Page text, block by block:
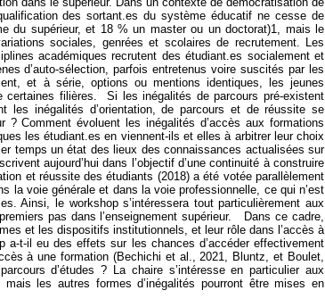
des sortant.es du système éducatif ne cesse de
du supérieur, et 18 % un master ou un doctorat)1, mais le
sociales, genrées et scolaires de recrutement. Les
académiques recrutent des étudiant.es socialement et
d’auto-sélection, parfois entretenus voire suscités par les
et à série, options ou mentions identiques, les jeunes
certaines filières. Si les inégalités de parcours pré-existent
les inégalités d’orientation, de parcours et de réussite se
? Comment évoluent les inégalités d’accès aux formations
les étudiant.es en viennent-ils et elles à arbitrer leur choix
temps un état des lieux des connaissances actualisées sur
aujourd’hui dans l’objectif d’une continuité à construire
et réussite des étudiants (2018) a été votée parallèlement
la voie générale et dans la voie professionnelle, ce qui n’est
Ainsi, le workshop s’intéressera tout particulièrement aux
pas dans l’enseignement supérieur. Dans ce cadre,
et les dispositifs institutionnels, et leur rôle dans l’accès à
a-t-il eu des effets sur les chances d’accéder effectivement
à une formation (Bechichi et al., 2021, Bluntz, et Boulet,
d’études ? La chaire s’intéresse en particulier aux
les autres formes d’inégalités pourront être mises en